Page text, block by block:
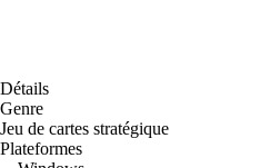
Détails
Genre
Jeu de cartes stratégique
Plateformes